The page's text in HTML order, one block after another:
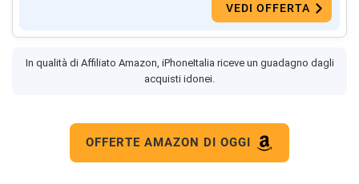
VEDI OFFERTA
In qualità di Affiliato Amazon, iPhoneItalia riceve un guadagno dagli
acquisti idonei.
OFFERTE AMAZON DI OGGI